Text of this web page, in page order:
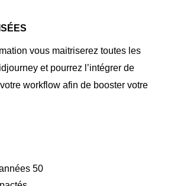
vous maitriserez toutes les
et pourrez l’intégrer de
workflow afin de booster votre
50